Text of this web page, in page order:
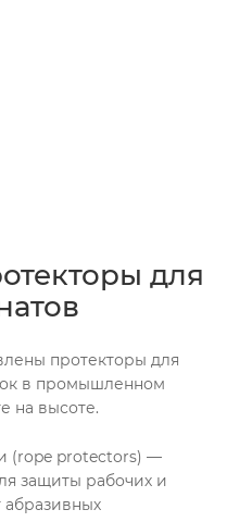
для
протекторы для
в промышленном
на высоте.
(rope protectors) —
защиты рабочих и
абразивных